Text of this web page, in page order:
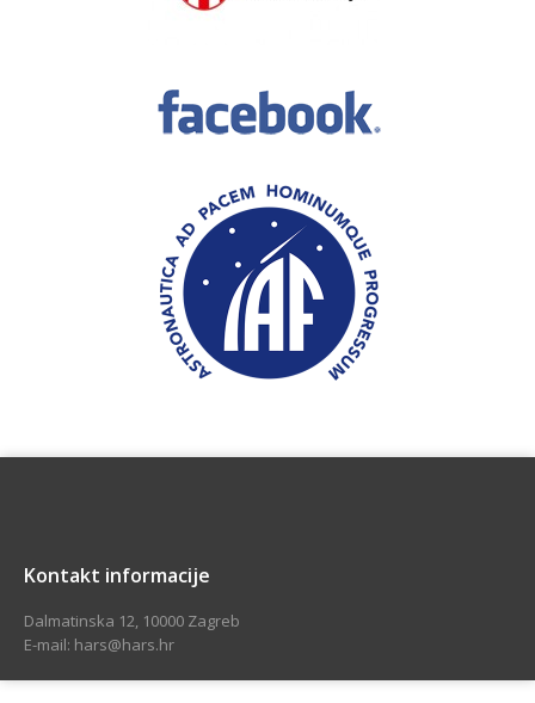
Kontakt informacije
Dalmatinska 12, 10000 Zagreb
E-mail: hars@hars.hr